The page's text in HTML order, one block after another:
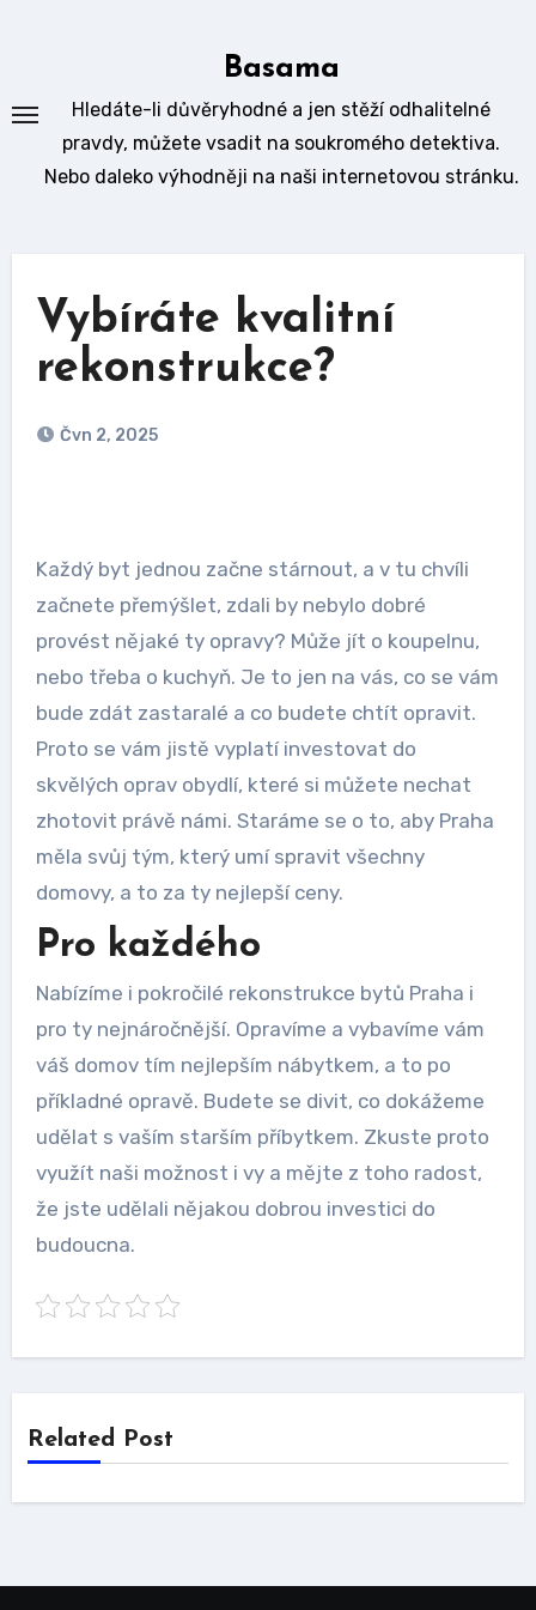
Basama
Hledáte-li důvěryhodné a jen stěží odhalitelné
pravdy, můžete vsadit na soukromého detektiva.
Nebo daleko výhodněji na naši internetovou stránku.
Vybíráte kvalitní
rekonstrukce?
Čvn 2, 2025
Každý byt jednou začne stárnout, a v tu chvíli
začnete přemýšlet, zdali by nebylo dobré
provést nějaké ty opravy? Může jít o koupelnu,
nebo třeba o kuchyň. Je to jen na vás, co se vám
bude zdát zastaralé a co budete chtít opravit.
Proto se vám jistě vyplatí investovat do
skvělých oprav obydlí, které si můžete nechat
zhotovit právě námi. Staráme se o to, aby Praha
měla svůj tým, který umí spravit všechny
domovy, a to za ty nejlepší ceny.
Pro každého
Nabízíme i pokročilé rekonstrukce bytů Praha i
pro ty nejnáročnější. Opravíme a vybavíme vám
váš domov tím nejlepším nábytkem, a to po
příkladné opravě. Budete se divit, co dokážeme
udělat s vaším starším příbytkem. Zkuste proto
využít naši možnost i vy a mějte z toho radost,
že jste udělali nějakou dobrou investici do
budoucna.
Related Post